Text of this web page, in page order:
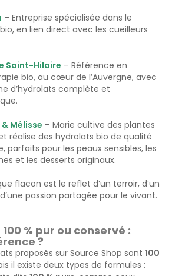
– Entreprise spécialisée dans le
en lien direct avec les cueilleurs
Saint-Hilaire – Référence en
bio, au cœur de l’Auvergne, avec
d’hydrolats complète et
Mélisse – Marie cultive des plantes
réalise des hydrolats bio de qualité
parfaits pour les peaux sensibles, les
et les desserts originaux.
flacon est le reflet d’un terroir, d’un
passion partagée pour le vivant.
% pur ou conservé :
?
proposés sur Source Shop sont 100
il existe deux types de formules :